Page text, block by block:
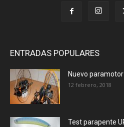
ENTRADAS POPULARES
Nuevo
12 febrero, 2018
Test parapente